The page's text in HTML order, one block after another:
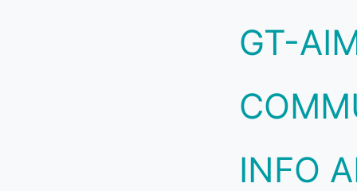
GT-
INFO